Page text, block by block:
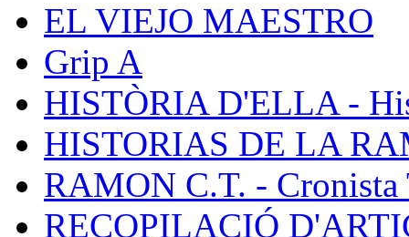
EL VIEJO MAESTRO
Grip A
HISTÒRIA D'ELLA -
HISTORIAS DE LA
RAMON C.T. - Cronista
RECOPILACIÓ